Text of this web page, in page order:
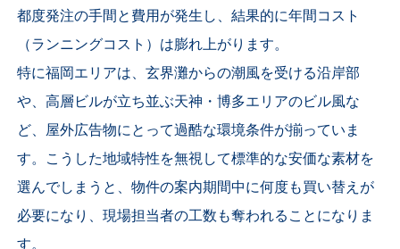
都度発注の手間と費用が発生し、結果的に年間コスト
（ランニングコスト）は膨れ上がります。
特に福岡エリアは、玄界灘からの潮風を受ける沿岸部
や、高層ビルが立ち並ぶ天神・博多エリアのビル風な
ど、屋外広告物にとって過酷な環境条件が揃っていま
す。こうした地域特性を無視して標準的な安価な素材を
選んでしまうと、物件の案内期間中に何度も買い替えが
必要になり、現場担当者の工数も奪われることになりま
す。